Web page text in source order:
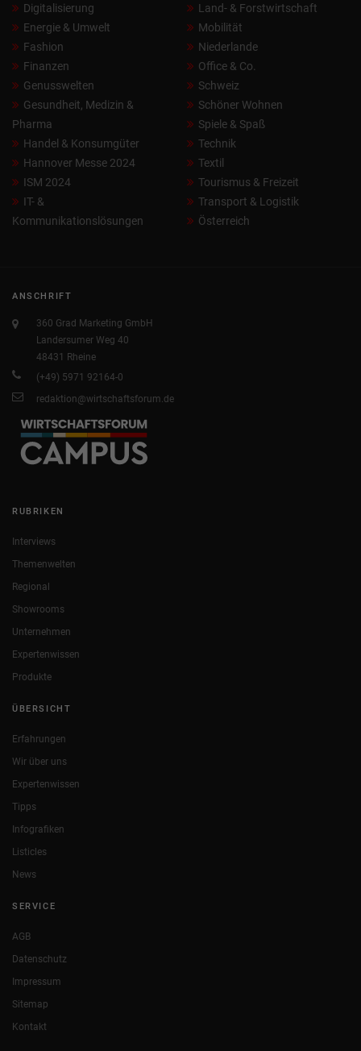
Digitalisierung
Energie & Umwelt
Fashion
Finanzen
Genusswelten
Gesundheit, Medizin &
Pharma
Handel & Konsumgüter
Hannover Messe 2024
ISM 2024
IT- &
Kommunikationslösungen
Land- & Forstwirtschaft
Mobilität
Niederlande
Office & Co.
Schweiz
Schöner Wohnen
Spiele & Spaß
Technik
Textil
Tourismus & Freizeit
Transport & Logistik
Österreich
ANSCHRIFT
360 Grad Marketing GmbH
Landersumer Weg 40
48431 Rheine
(+49) 5971 92164-0
redaktion@wirtschaftsforum.de
RUBRIKEN
Interviews
Themenwelten
Regional
Showrooms
Unternehmen
Expertenwissen
Produkte
ÜBERSICHT
Erfahrungen
Wir über uns
Expertenwissen
Tipps
Infografiken
Listicles
News
SERVICE
AGB
Datenschutz
Impressum
Sitemap
Kontakt